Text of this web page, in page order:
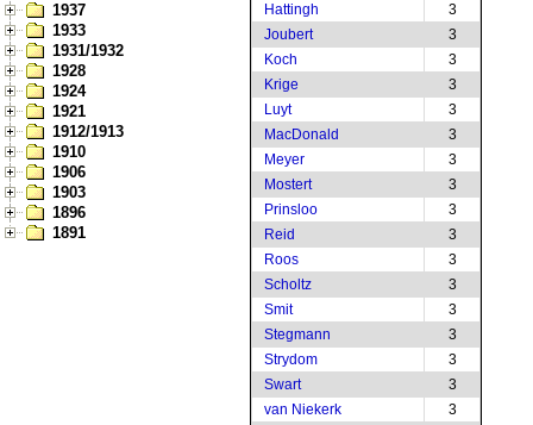
1937
1933
1931/1932
1928
1924
1921
1912/1913
1910
1906
1903
1896
1891
Hattingh
3
Joubert
3
Koch
3
Krige
3
Luyt
3
MacDonald
3
Meyer
3
Mostert
3
Prinsloo
3
Reid
3
Roos
3
Scholtz
3
Smit
3
Stegmann
3
Strydom
3
Swart
3
van Niekerk
3